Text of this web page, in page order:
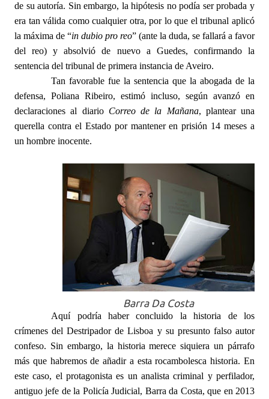
de su autoría. Sin embargo, la hipótesis no podía ser probada y
era tan válida como cualquier otra, por lo que el tribunal aplicó
la máxima de “in dubio pro reo” (ante la duda, se fallará a favor
del reo) y absolvió de nuevo a Guedes, confirmando la
sentencia del tribunal de primera instancia de Aveiro.
Tan favorable fue la sentencia que la abogada de la
defensa, Poliana Ribeiro, estimó incluso, según avanzó en
declaraciones al diario Correo de la Mañana, plantear una
querella contra el Estado por mantener en prisión 14 meses a
un hombre inocente.
Barra Da Costa
Aquí podría haber concluido la historia de los
crímenes del Destripador de Lisboa y su presunto falso autor
confeso. Sin embargo, la historia merece siquiera un párrafo
más que habremos de añadir a esta rocambolesca historia. En
este caso, el protagonista es un analista criminal y perfilador,
antiguo jefe de la Policía Judicial, Barra da Costa, que en 2013